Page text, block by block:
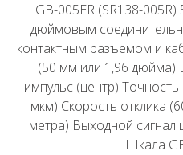
GB-005ER (SR138-
дюймовым
контактным разъемом и
(50 мм или 1,96 дюйма)
импульс (центр)
мкм) Скорость отклика
метра) Выходной сигнал
Шкала